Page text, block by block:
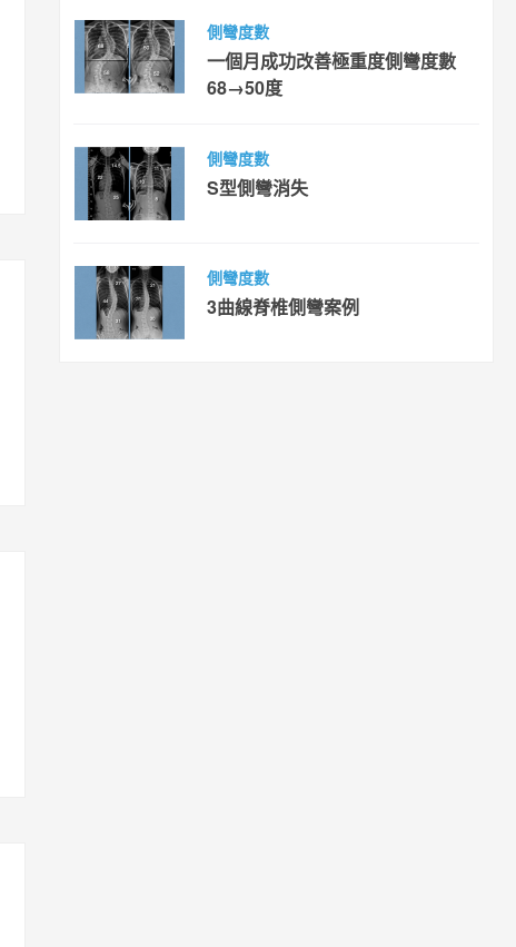
側彎度數
一個月成功改善極重度側彎度數
68→50度
側彎度數
S型側彎消失
側彎度數
3曲線脊椎側彎案例